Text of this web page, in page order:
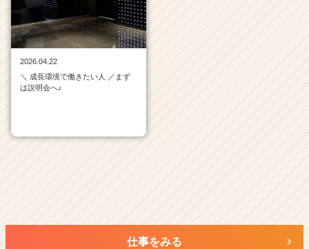
成
長
企
か
2026.04.22
＼ 成長環境で働きたい人 ／まず
は説明会へ♪
仕事をみる